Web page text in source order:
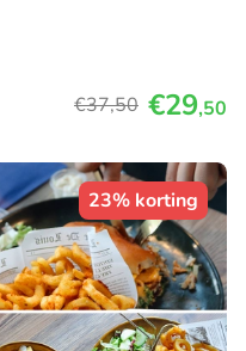
€37,50 €29,50
23% korting